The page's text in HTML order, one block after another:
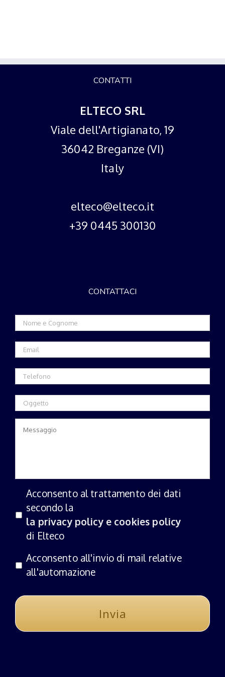
CONTATTI
ELTECO SRL
Viale dell'Artigianato, 19
36042 Breganze (VI)
Italy
elteco@elteco.it
+39 0445 300130
CONTATTACI
Acconsento al trattamento dei dati
secondo la
la privacy policy e cookies policy
di Elteco
Acconsento all'invio di mail relative
all'automazione